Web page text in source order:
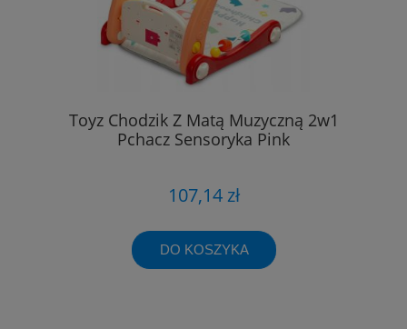
Toyz Chodzik Z Matą Muzyczną 2w1
Pchacz Sensoryka Pink
107,14 zł
DO KOSZYKA